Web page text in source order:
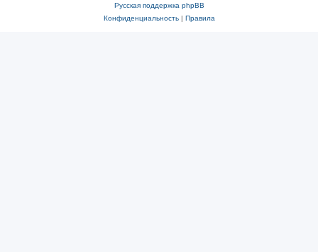
Русская поддержка phpBB
Конфиденциальность| Правила